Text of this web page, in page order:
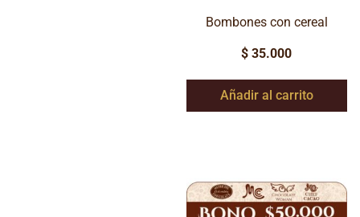
Bombones con cereal
$ 35.000
Añadir al carrito